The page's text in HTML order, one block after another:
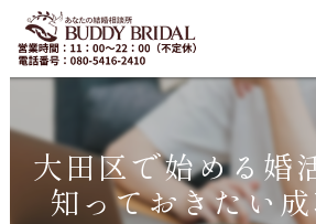
大田区で始める婚
知っておきたい